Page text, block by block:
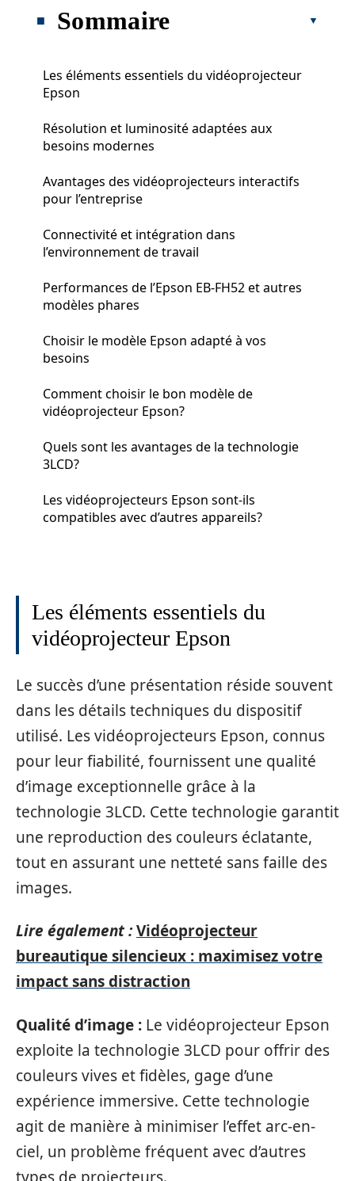
Sommaire
Les éléments essentiels du vidéoprojecteur
Epson
Résolution et luminosité adaptées aux
besoins modernes
Avantages des vidéoprojecteurs interactifs
pour l’entreprise
Connectivité et intégration dans
l’environnement de travail
Performances de l’Epson EB-FH52 et autres
modèles phares
Choisir le modèle Epson adapté à vos
besoins
Comment choisir le bon modèle de
vidéoprojecteur Epson?
Quels sont les avantages de la technologie
3LCD?
Les vidéoprojecteurs Epson sont-ils
compatibles avec d’autres appareils?
Les éléments essentiels du
vidéoprojecteur Epson
Le succès d’une présentation réside souvent
dans les détails techniques du dispositif
utilisé. Les vidéoprojecteurs Epson, connus
pour leur fiabilité, fournissent une qualité
d’image exceptionnelle grâce à la
technologie 3LCD. Cette technologie garantit
une reproduction des couleurs éclatante,
tout en assurant une netteté sans faille des
images.
Lire également :Vidéoprojecteur
bureautique silencieux : maximisez votre
impact sans distraction
Qualité d’image : Le vidéoprojecteur Epson
exploite la technologie 3LCD pour offrir des
couleurs vives et fidèles, gage d’une
expérience immersive. Cette technologie
agit de manière à minimiser l’effet arc-en-
ciel, un problème fréquent avec d’autres
types de projecteurs.